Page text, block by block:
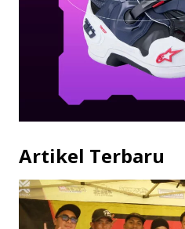
Artikel Terbaru